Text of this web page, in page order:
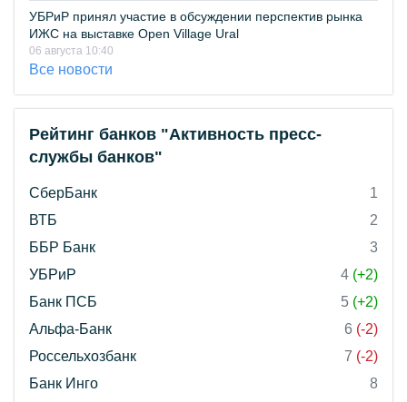
УБРиР принял участие в обсуждении перспектив рынка
ИЖС на выставке Open Village Ural
06 августа 10:40
Все новости
Рейтинг банков "Активность пресс-
службы банков"
СберБанк
1
ВТБ
2
ББР Банк
3
УБРиР
4 (+2)
Банк ПСБ
5 (+2)
Альфа-Банк
6 (-2)
Россельхозбанк
7 (-2)
Банк Инго
8